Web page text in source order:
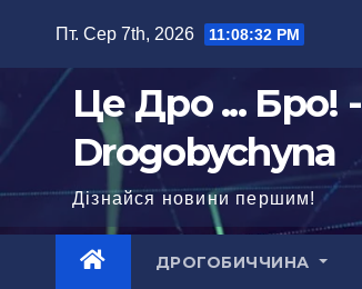
Пт. Сер 7th, 2026 11:08:33 PM
Це Дро ... Бро! -
Drogobychyna
Дізнайся новини першим!
ДРОГОБИЧЧИНА